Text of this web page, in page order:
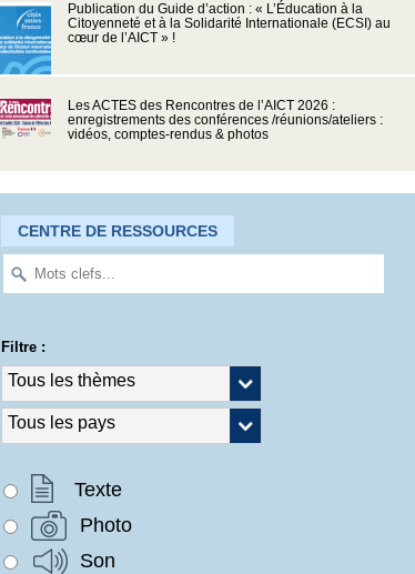
Publication du Guide d’action : « L’Éducation à la
Citoyenneté et à la Solidarité Internationale (ECSI) au
cœur de l’AICT » !
Les ACTES des Rencontres de l’AICT 2026 :
enregistrements des conférences /réunions/ateliers :
vidéos, comptes-rendus & photos
CENTRE DE RESSOURCES
Filtre :
Texte
Photo
Son